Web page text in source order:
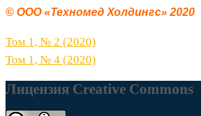
© ООО «Техномед Холдингс» 2020
Навигация
по
записям
Том 1, № 2 (2020)
Том 1, № 4 (2020)
Лицензия Creative Commons